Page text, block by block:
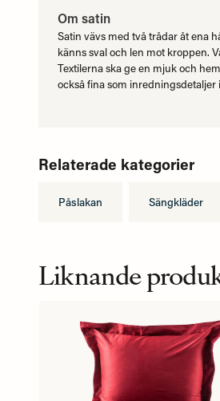
Om satin
Satin vävs med två trådar åt ena
känns sval och len mot kroppen.
Textilerna ska ge en mjuk och
också fina som inredningsdetaljer
Relaterade kategorier
Påslakan Sängkläder
Liknande